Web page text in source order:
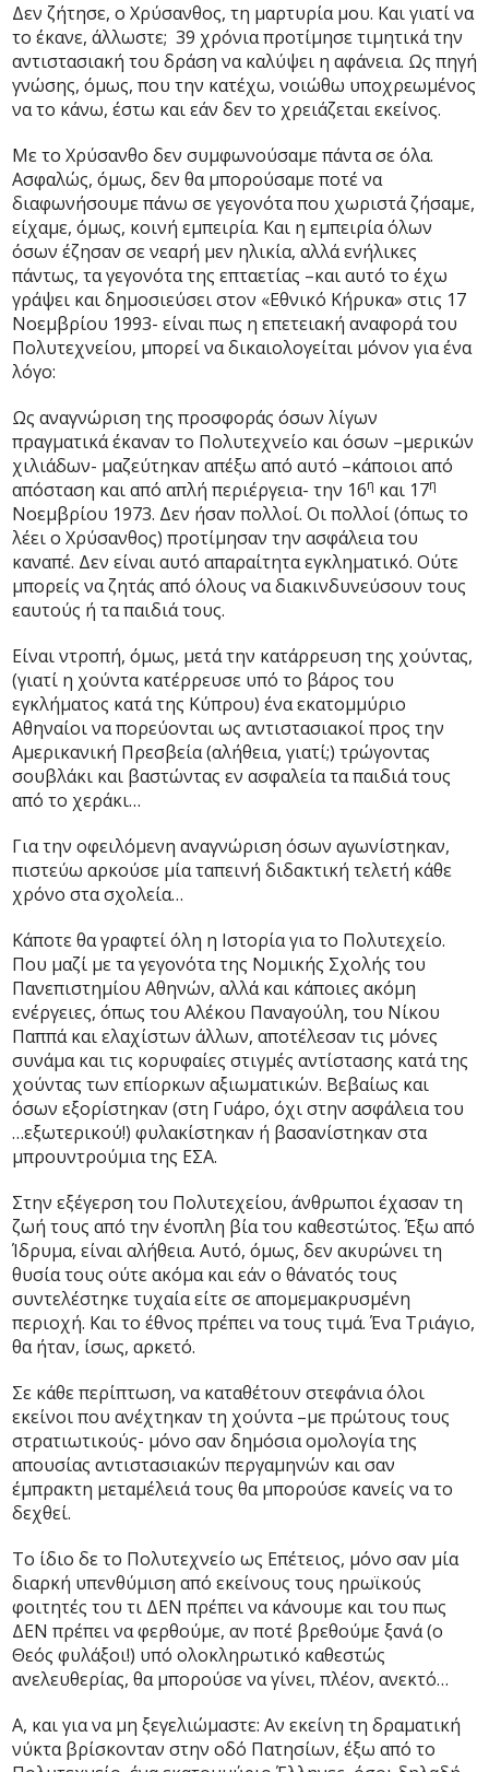
Δεν ζήτησε, ο Χρύσανθος, τη μαρτυρία μου. Και γιατί να
το έκανε, άλλωστε; 39 χρόνια προτίμησε τιμητικά την
αντιστασιακή του δράση να καλύψει η αφάνεια. Ως πηγή
γνώσης, όμως, που την κατέχω, νοιώθω υποχρεωμένος
να το κάνω, έστω και εάν δεν το χρειάζεται εκείνος.
Με το Χρύσανθο δεν συμφωνούσαμε πάντα σε όλα.
Ασφαλώς, όμως, δεν θα μπορούσαμε ποτέ να
διαφωνήσουμε πάνω σε γεγονότα που χωριστά ζήσαμε,
είχαμε, όμως, κοινή εμπειρία. Και η εμπειρία όλων
όσων έζησαν σε νεαρή μεν ηλικία, αλλά ενήλικες
πάντως, τα γεγονότα της επταετίας –και αυτό το έχω
γράψει και δημοσιεύσει στον «Εθνικό Κήρυκα» στις 17
Νοεμβρίου 1993- είναι πως η επετειακή αναφορά του
Πολυτεχνείου, μπορεί να δικαιολογείται μόνον για ένα
λόγο:
Ως αναγνώριση της προσφοράς όσων λίγων
πραγματικά έκαναν το Πολυτεχνείο και όσων –μερικών
χιλιάδων- μαζεύτηκαν απέξω από αυτό –κάποιοι από
απόσταση και από απλή περιέργεια- την 16η και 17η
Νοεμβρίου 1973. Δεν ήσαν πολλοί. Οι πολλοί (όπως το
λέει ο Χρύσανθος) προτίμησαν την ασφάλεια του
καναπέ. Δεν είναι αυτό απαραίτητα εγκληματικό. Ούτε
μπορείς να ζητάς από όλους να διακινδυνεύσουν τους
εαυτούς ή τα παιδιά τους.
Είναι ντροπή, όμως, μετά την κατάρρευση της χούντας,
(γιατί η χούντα κατέρρευσε υπό το βάρος του
εγκλήματος κατά της Κύπρου) ένα εκατομμύριο
Αθηναίοι να πορεύονται ως αντιστασιακοί προς την
Αμερικανική Πρεσβεία (αλήθεια, γιατί;) τρώγοντας
σουβλάκι και βαστώντας εν ασφαλεία τα παιδιά τους
από το χεράκι…
Για την οφειλόμενη αναγνώριση όσων αγωνίστηκαν,
πιστεύω αρκούσε μία ταπεινή διδακτική τελετή κάθε
χρόνο στα σχολεία…
Κάποτε θα γραφτεί όλη η Ιστορία για το Πολυτεχείο.
Που μαζί με τα γεγονότα της Νομικής Σχολής του
Πανεπιστημίου Αθηνών, αλλά και κάποιες ακόμη
ενέργειες, όπως του Αλέκου Παναγούλη, του Νίκου
Παππά και ελαχίστων άλλων, αποτέλεσαν τις μόνες
συνάμα και τις κορυφαίες στιγμές αντίστασης κατά της
χούντας των επίορκων αξιωματικών. Βεβαίως και
όσων εξορίστηκαν (στη Γυάρο, όχι στην ασφάλεια του
…εξωτερικού!) φυλακίστηκαν ή βασανίστηκαν στα
μπρουντρούμια της ΕΣΑ.
Στην εξέγερση του Πολυτεχείου, άνθρωποι έχασαν τη
ζωή τους από την ένοπλη βία του καθεστώτος. Έξω από
Ίδρυμα, είναι αλήθεια. Αυτό, όμως, δεν ακυρώνει τη
θυσία τους ούτε ακόμα και εάν ο θάνατός τους
συντελέστηκε τυχαία είτε σε απομεμακρυσμένη
περιοχή. Και το έθνος πρέπει να τους τιμά. Ένα Τριάγιο,
θα ήταν, ίσως, αρκετό.
Σε κάθε περίπτωση, να καταθέτουν στεφάνια όλοι
εκείνοι που ανέχτηκαν τη χούντα –με πρώτους τους
στρατιωτικούς- μόνο σαν δημόσια ομολογία της
απουσίας αντιστασιακών περγαμηνών και σαν
έμπρακτη μεταμέλειά τους θα μπορούσε κανείς να το
δεχθεί.
Το ίδιο δε το Πολυτεχνείο ως Επέτειος, μόνο σαν μία
διαρκή υπενθύμιση από εκείνους τους ηρωϊκούς
φοιτητές του τι ΔΕΝ πρέπει να κάνουμε και του πως
ΔΕΝ πρέπει να φερθούμε, αν ποτέ βρεθούμε ξανά (ο
Θεός φυλάξοι!) υπό ολοκληρωτικό καθεστώς
ανελευθερίας, θα μπορούσε να γίνει, πλέον, ανεκτό…
Α, και για να μη ξεγελιώμαστε: Αν εκείνη τη δραματική
νύκτα βρίσκονταν στην οδό Πατησίων, έξω από το